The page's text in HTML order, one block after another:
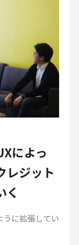
によっ
レジット
く
うに拡張してい